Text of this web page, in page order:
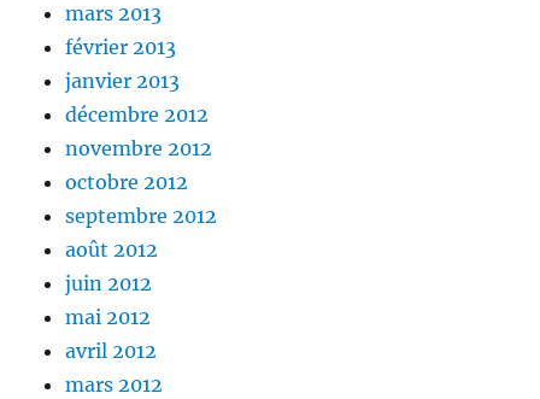
mars 2013
février 2013
janvier 2013
décembre 2012
novembre 2012
octobre 2012
septembre 2012
août 2012
juin 2012
mai 2012
avril 2012
mars 2012